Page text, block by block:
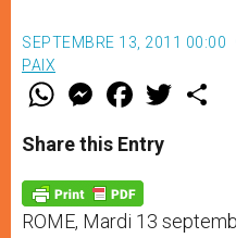
SEPTEMBRE 13, 2011 00:00
PAIX
W
t
s
p
p
M
e
s
e
g
e
r
F
a
e
b
o
k
w
Share this Entry
ROME, Mardi 13